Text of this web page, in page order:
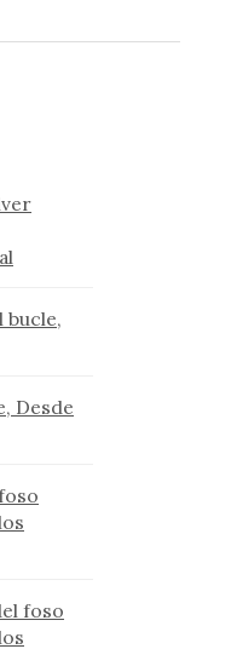
bucle,
Desde
foso